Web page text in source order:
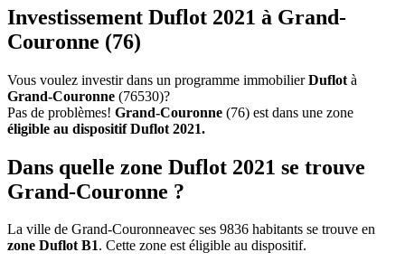
Investissement Duflot 2021 à Grand-
Couronne (76)
Vous voulez investir dans un programme immobilierDuflot à
Grand-Couronne (76530)?
Pas de problèmes! Grand-Couronne (76) est dans une zone
éligible au dispositif Duflot 2021.
Dans quelle zone Duflot 2021 se trouve
Grand-Couronne ?
La ville de Grand-Couronneavec ses 9836 habitants se trouve en
zone Duflot B1. Cette zone est éligible au dispositif.